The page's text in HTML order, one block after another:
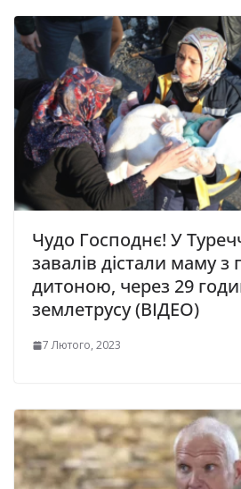
Чудо Господнє! У
завалів дістали маму з
дитоною, через 29
землетрусу (ВІДЕО)
7 Лютого, 2023